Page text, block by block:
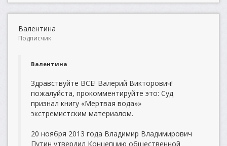
Валентина
Подписчик
Валентина
Здравствуйте ВСЕ! Валерий Викторович!
пожалуйста, прокомментируйте это: Суд
признал книгу «Мертвая вода»»
экстремистским материалом.
20 ноября 2013 года Владимир Владимирович
Путин утвердил Концепцию общественной